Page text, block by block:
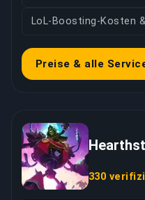
LoL-Boosting-Kosten
Preise & alle
330